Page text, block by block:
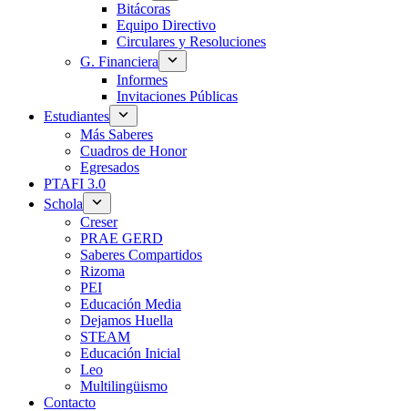
Bitácoras
Equipo Directivo
Circulares y Resoluciones
G. Financiera
Informes
Invitaciones Públicas
Estudiantes
Más Saberes
Cuadros de Honor
Egresados
PTAFI 3.0
Schola
Creser
PRAE GERD
Saberes Compartidos
Rizoma
PEI
Educación Media
Dejamos Huella
STEAM
Educación Inicial
Leo
Multilingüismo
Contacto